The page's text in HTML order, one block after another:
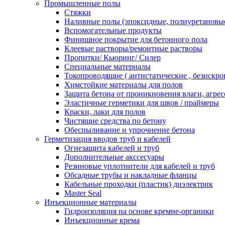
Промышленные полы
Стяжки
Наливные полы (эпоксидные,
Вспомогательные продукты
Финишное покрытие для бетонного пола
Клеевые растворы/ремонтные растворы
Пропитки/ Кьюринг/ Силер
Специальные материалы
Токопроводящие ( антистатические ,
Химстойкие материалы для полов
Защита бетона от проникновения влаги,
Эластичные герметики для швов / праймеры
Краски, лаки для полов
Чистящие средства по бетону
Обеспыливание и упрочнение бетона
Герметизация вводов труб и кабелей
Огнезащита кабелей и труб
Дополнительные акссесуары
Резиновые уплотнители для кабелей и труб
Обсадные трубы и накладные фланцы
Кабельные проходки (пластик) диэлектрик
Master Seal
Инъекционные материалы
Гидроизоляция на основе кремне-органики
Инъекционные крема